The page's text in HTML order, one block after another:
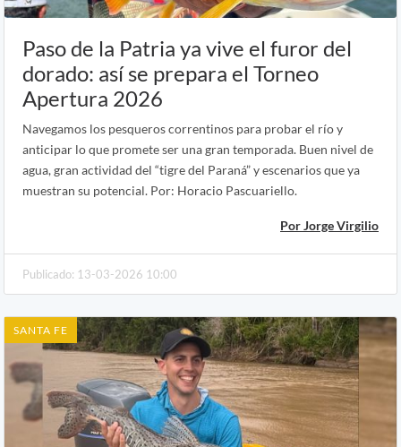
Paso de la Patria ya vive el furor del
dorado: así se prepara el Torneo
Apertura 2026
Navegamos los pesqueros correntinos para probar el río y
anticipar lo que promete ser una gran temporada. Buen nivel de
agua, gran actividad del “tigre del Paraná” y escenarios que ya
muestran su potencial. Por: Horacio Pascuariello.
Por Jorge Virgilio
Publicado: 13-03-2026 10:00
SANTA FE